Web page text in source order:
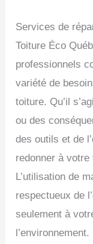
Services de
Toiture Éco
professionnels
variété de
toiture. Qu’il
ou des
des outils et de
redonner à votre
L’utilisation de
respectueux de
seulement à
l’environnement.